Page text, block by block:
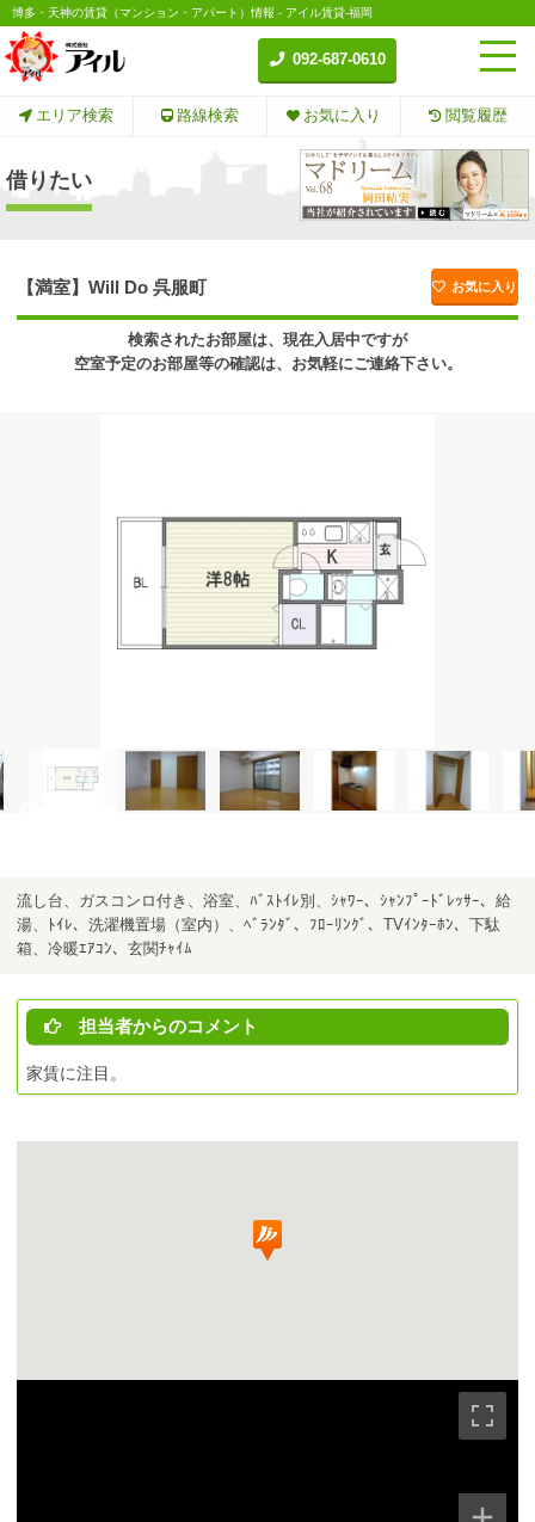
博多・天神の賃貸（マンション・アパート）情報 - アイル賃貸-福岡
092-687-0610
エリア検索 路線検索 お気に入り 閲覧履歴
借りたい
【満室】Will Do 呉服町 お気に入り
検索されたお部屋は、現在入居中ですが
空室予定のお部屋等の確認は、お気軽にご連絡下さい。
流し台、ガスコンロ付き、浴室、ﾊﾞｽﾄｲﾚ別、ｼｬﾜｰ、ｼｬﾝﾌﾟｰﾄﾞﾚｯｻｰ、給
湯、ﾄｲﾚ、洗濯機置場（室内）、ﾍﾞﾗﾝﾀﾞ、ﾌﾛｰﾘﾝｸﾞ、TVｲﾝﾀｰﾎﾝ、下駄
箱、冷暖ｴｱｺﾝ、玄関ﾁｬｲﾑ
担当者からのコメント
家賃に注目。